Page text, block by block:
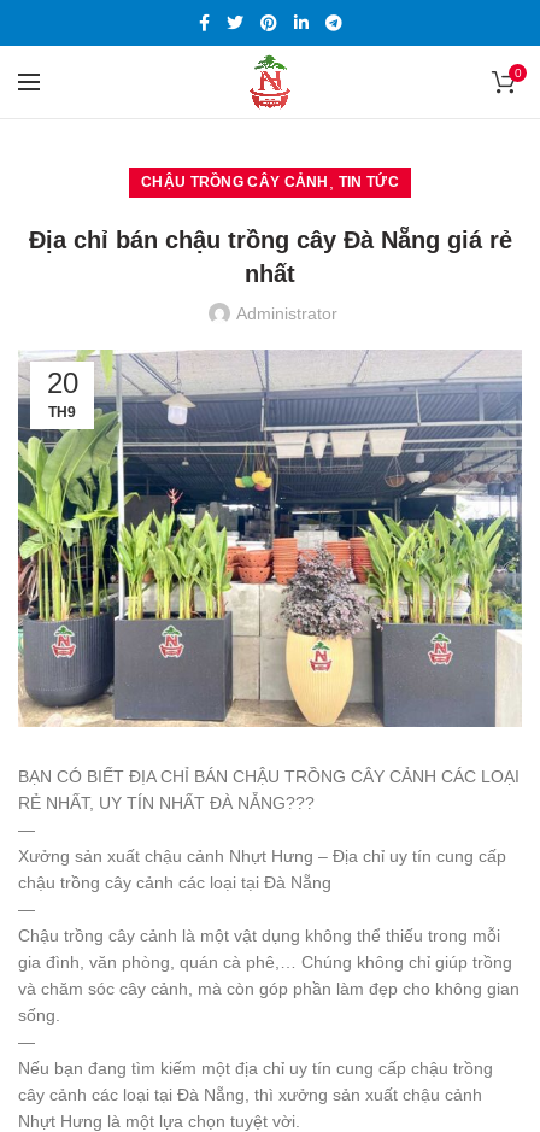
0
CHẬU TRỒNG CÂY CẢNH TIN TỨC
Địa chỉ bán chậu trồng cây Đà Nẵng giá rẻ
nhất
Administrator
20
TH9
BẠN CÓ BIẾT ĐỊA CHỈ BÁN CHẬU TRỒNG CÂY CẢNH CÁC LOẠI
RẺ NHẤT, UY TÍN NHẤT ĐÀ NẴNG???
—
Xưởng sản xuất chậu cảnh Nhựt Hưng – Địa chỉ uy tín cung cấp
chậu trồng cây cảnh các loại tại Đà Nẵng
—
Chậu trồng cây cảnh là một vật dụng không thể thiếu trong mỗi
gia đình, văn phòng, quán cà phê,… Chúng không chỉ giúp trồng
và chăm sóc cây cảnh, mà còn góp phần làm đẹp cho không gian
sống.
—
Nếu bạn đang tìm kiếm một địa chỉ uy tín cung cấp chậu trồng
cây cảnh các loại tại Đà Nẵng, thì xưởng sản xuất chậu cảnh
Nhựt Hưng là một lựa chọn tuyệt vời.